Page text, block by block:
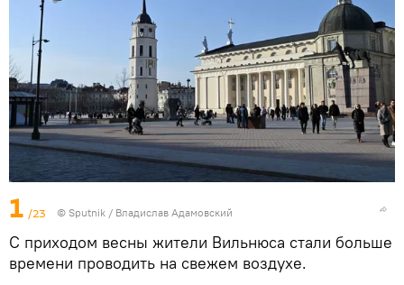
1 /23 © Sputnik / Владислав Адамовский
С приходом весны жители Вильнюса стали больше
времени проводить на свежем воздухе.